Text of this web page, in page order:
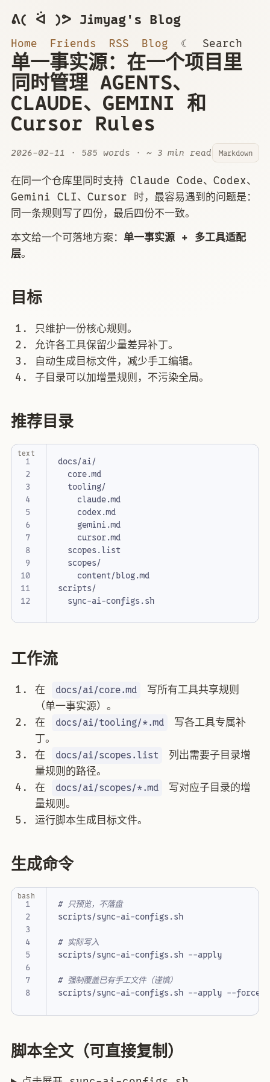
ᕕ( ᐛ )ᕗ Jimyag's Blog
Home Friends RSS Blog ☾ Search
单一事实源：在一个项目里
同时管理 AGENTS、
CLAUDE、GEMINI 和
Cursor Rules
2026-02-11 · 585 words · ~ 3 min read Markdown
在同一个仓库里同时支持 Claude Code、Codex、
Gemini CLI、Cursor 时，最容易遇到的问题是：
同一条规则写了四份，最后四份不一致。
本文给一个可落地方案： 单一事实源 + 多工具适配
层。
目标
只维护一份核心规则。
允许各工具保留少量差异补丁。
自动生成目标文件，减少手工编辑。
子目录可以加增量规则，不污染全局。
推荐目录
1
2
4
5
6
7
8
9
10
11
12
text
工作流
在 docs/ai/core.md
写所有工具共享规则
（单一事实源）。
在
docs/ai/tooling/*.md
写各工具专属补
丁。
在
docs/ai/scopes.list
列出需要子目录增
量规则的路径。
在
docs/ai/scopes/*.md
写对应子目录的增
量规则。
运行脚本生成目标文件。
生成命令
1
2
4
5
6
7
8
# 只预览，不落盘
# 实际写入
# 强制覆盖已有手工文件（谨慎）
bash
脚本全文（可直接复制）